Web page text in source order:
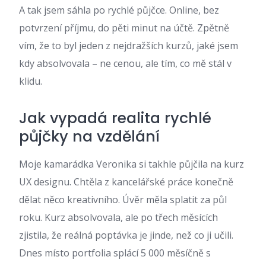
A tak jsem sáhla po rychlé půjčce. Online, bez
potvrzení příjmu, do pěti minut na účtě. Zpětně
vím, že to byl jeden z nejdražších kurzů, jaké jsem
kdy absolvovala – ne cenou, ale tím, co mě stál v
klidu.
Jak vypadá realita rychlé
půjčky na vzdělání
Moje kamarádka Veronika si takhle půjčila na kurz
UX designu. Chtěla z kancelářské práce konečně
dělat něco kreativního. Úvěr měla splatit za půl
roku. Kurz absolvovala, ale po třech měsících
zjistila, že reálná poptávka je jinde, než co ji učili.
Dnes místo portfolia splácí 5 000 měsíčně s